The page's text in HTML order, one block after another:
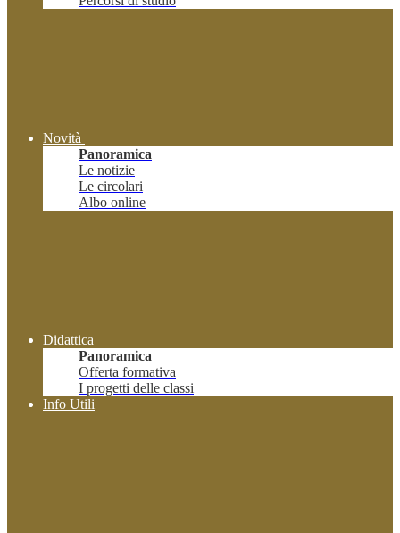
Novità
Panoramica
Le notizie
Le circolari
Albo online
Didattica
Panoramica
Offerta formativa
I progetti delle classi
Info Utili